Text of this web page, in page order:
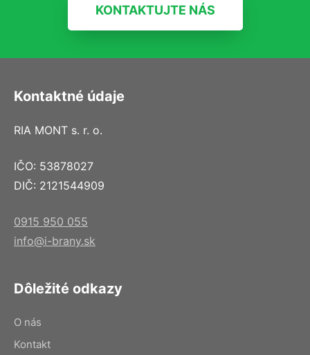
KONTAKTUJTE NÁS
Kontaktné údaje
RIA MONT s. r. o.
IČO: 53878027
DIČ: 2121544909
0915 950 055
info@i-brany.sk
Dôležité odkazy
O nás
Kontakt